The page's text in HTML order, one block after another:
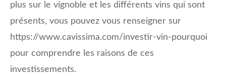
plus sur le vignoble et les différents vins qui sont
présents, vous pouvez vous renseigner sur
https://www.cavissima.com/investir-vin-pourquoi
pour comprendre les raisons de ces
investissements.